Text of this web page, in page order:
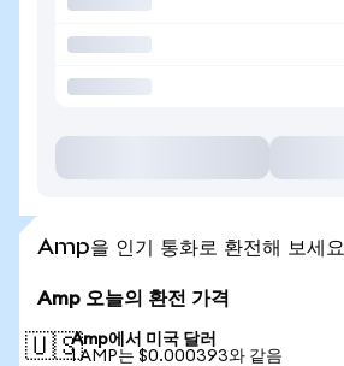
Amp을 인기 통화로 환전해 보세요
Amp 오늘의 환전 가격
🇺🇸Amp에서 미국 달러
1 AMP는 $0.000393와 같음